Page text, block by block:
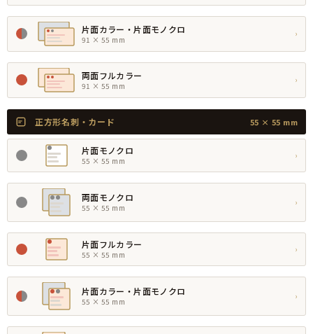
片面カラー・片面モノクロ
91 × 55 mm
›
両面フルカラー
91 × 55 mm
›
正方形名刺・カード 55 × 55 mm
片面モノクロ
55 × 55 mm
›
両面モノクロ
55 × 55 mm
›
片面フルカラー
55 × 55 mm
›
片面カラー・片面モノクロ
55 × 55 mm
›